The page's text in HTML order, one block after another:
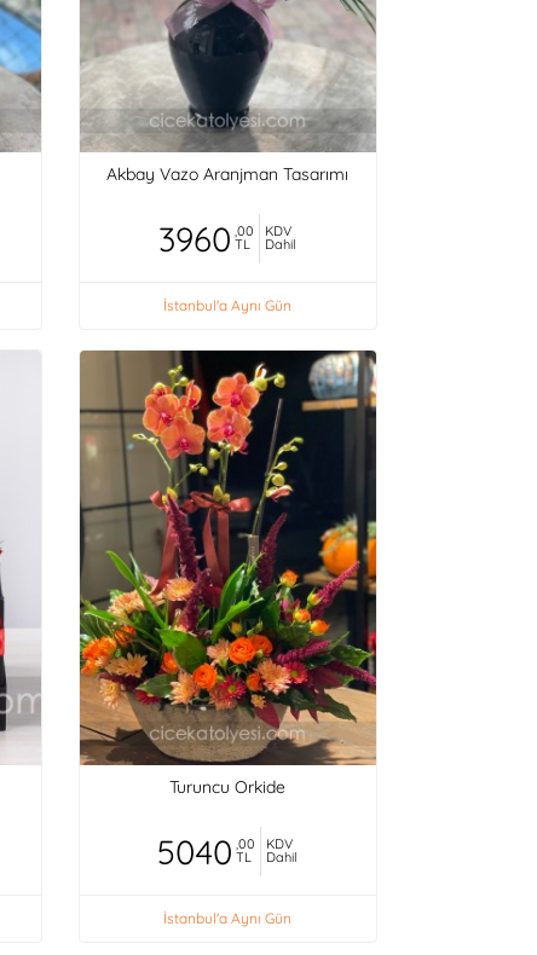
Akbay Vazo Aranjman Tasarımı
3960 ,00
TL
KDV
Dahil
İstanbul'a Aynı Gün
Turuncu Orkide
5040 ,00
TL
KDV
Dahil
İstanbul'a Aynı Gün